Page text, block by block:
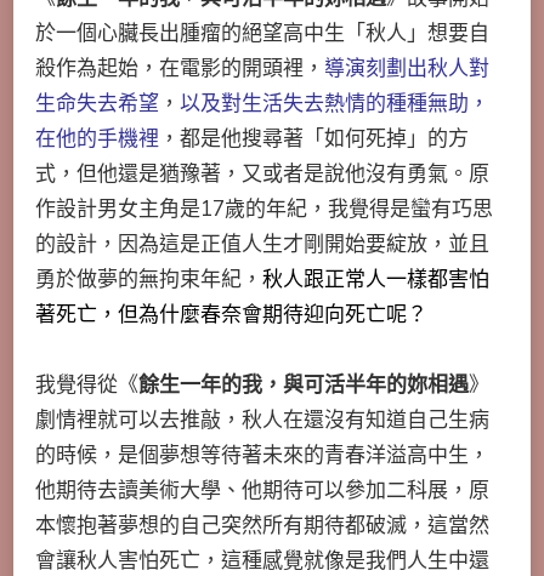
於一個心臟長出腫瘤的絕望高中生「秋人」想要自
殺作為起始，在電影的開頭裡， 導演刻劃出秋人對
生命失去希望 ， 以及對生活失去熱情的種種無助，
在他的手機裡 ，都是他搜尋著「如何死掉」的方
式，但他還是猶豫著，又或者是說他沒有勇氣。原
作設計男女主角是17歲的年紀，我覺得是蠻有巧思
的設計，因為這是正值人生才剛開始要綻放，並且
勇於做夢的無拘束年紀， 秋人跟正常人一樣都害怕
著死亡，但為什麼春奈會期待迎向死亡呢？
我覺得從《餘生一年的我，與可活半年的妳相遇》
劇情裡就可以去推敲，秋人在還沒有知道自己生病
的時候，是個夢想等待著未來的青春洋溢高中生，
他期待去讀美術大學、他期待可以參加二科展，原
本懷抱著夢想的自己突然所有期待都破滅，這當然
會讓秋人害怕死亡，這種感覺就像是我們人生中還